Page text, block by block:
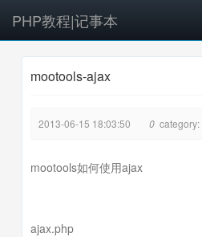
PHP教程|记事本
mootools-ajax
2013-06-15 18:03:50 0 category:
mootools如何使用ajax
ajax.php